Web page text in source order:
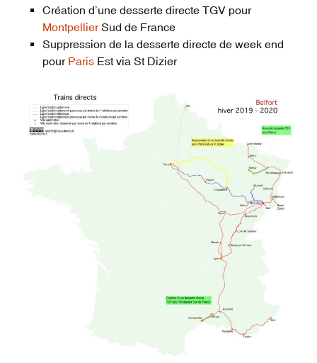
Création d’une desserte directe TGV pour
MontpellierSud de France
Suppression de la desserte directe de week end
pour Paris Est via St Dizier